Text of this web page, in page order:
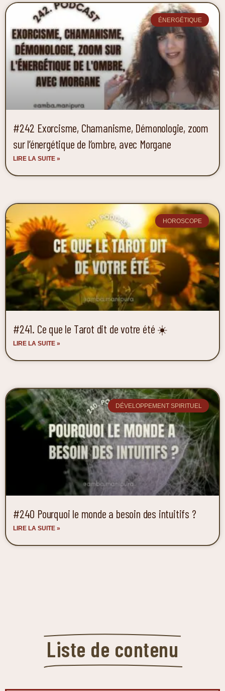
ÉNERGÉTIQUE
#242 Exorcisme, Chamanisme, Démonologie, zoom
sur l’énergétique de l’ombre, avec Morgane
LIRE LA SUITE »
HOROSCOPE
#241. Ce que le Tarot dit de votre été ☀️
LIRE LA SUITE »
DÉVELOPPEMENT SPIRITUEL
#240 Pourquoi le monde a besoin des intuitifs ?
LIRE LA SUITE »
Liste de contenu